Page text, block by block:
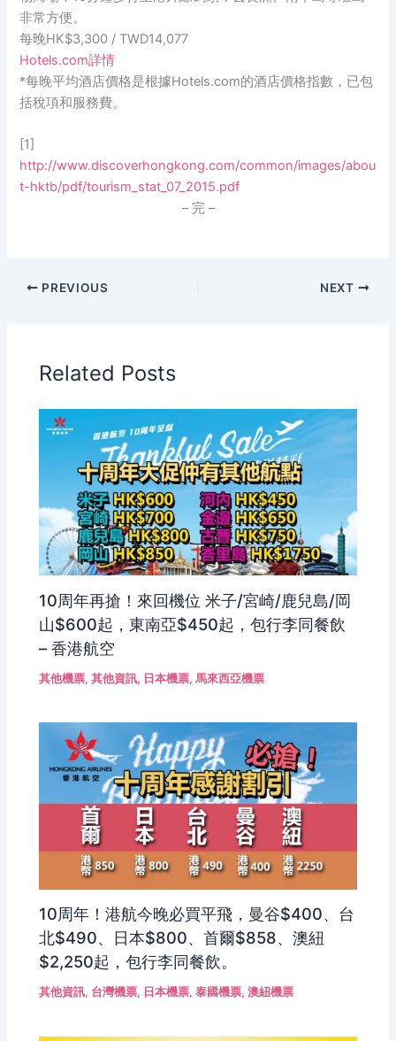
非常方便。
每晚HK$3,300 / TWD14,077
Hotels.com詳情
*每晚平均酒店價格是根據Hotels.com的酒店價格指數，已包
括稅項和服務費。
[1]
http://www.discoverhongkong.com/common/images/abou
t-hktb/pdf/tourism_stat_07_2015.pdf
– 完 –
PREVIOUS NEXT
Related Posts
10周年再搶！來回機位 米子/宮崎/鹿兒島/岡
山$600起，東南亞$450起，包行李同餐飲
– 香港航空
其他機票,其他資訊, 日本機票,馬來西亞機票
10周年！港航今晚必買平飛，曼谷$400、台
北$490、日本$800、首爾$858、澳紐
$2,250起，包行李同餐飲。
其他資訊, 台灣機票, 日本機票,泰國機票,澳紐機票